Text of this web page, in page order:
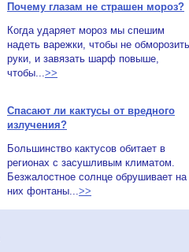
Почему глазам не страшен мороз?
Когда ударяет мороз мы спешим
надеть варежки, чтобы не обморозить
руки, и завязать шарф повыше,
чтобы...>>
Спасают ли кактусы от вредного
излучения?
Большинство кактусов обитает в
регионах с засушливым климатом.
Безжалостное солнце обрушивает на
них фонтаны...>>